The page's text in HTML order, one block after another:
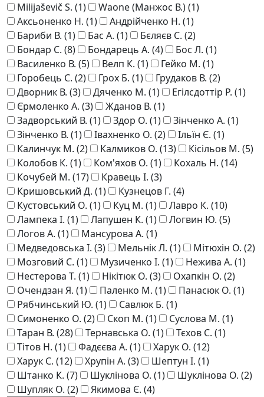
Milijaševič S. (1) Waone (Манжос В.)(1)
Аксьоненко Н. (1) Андрійченко Н. (1)
Бариби В. (1) Бас А. (1) Бєляєв С. (2)
Бондар С. (8) Бондарець А. (4) Бос Л. (1)
Василенко В. (5) Велп К. (1) Гейко М. (1)
Горобець С. (2) Грох Б. (1) Грудаков В. (2)
Дворник В. (3) Дяченко М. (1) Егілсдоттір Р. (1)
Єрмоленко А. (3) Жданов В. (1)
Задворський В. (1) Здор О. (1) Зінченко А. (1)
Зінченко В. (1) Івахненко О. (2) Ільїн Є. (1)
Калинчук М. (2) Калмиков О. (13) Кісільов М. (5)
Колобов К. (1) Ком'яхов О. (1) Кохаль Н. (14)
Кочубей М. (17) Кравець І. (3)
Кришовський Д. (1) Кузнецов Г. (4)
Кустовський О. (1) Куц М. (1) Лавро К. (10)
Лампека І. (1) Лапушен К. (1) Логвин Ю. (5)
Логов А. (1) Мансурова А. (1)
Медведовська І. (3) Мельнік Л. (1) Мітюхін О. (2)
Мозговий С. (1) Музиченко І. (1) Нежива А. (1)
Нестерова Т. (1) Нікітюк О. (3) Охапкін О. (2)
Очендзан Я. (1) Паленко М. (1) Панасюк О. (1)
Рябчинський Ю. (1) Савлюк Б. (1)
Симоненко О. (2) Скоп М. (1) Суслова М. (1)
Таран В. (28) Тернавська О. (1) Тєхов С. (1)
Тітов Н. (1) Фадєєва А. (1) Харук О. (12)
Харук С. (12) Хрупін А. (3) Шептун І. (1)
Штанко К. (7) Шукліновa О. (1) Шуклінова О. (2)
Шупляк О. (2) Якимова Є. (4)